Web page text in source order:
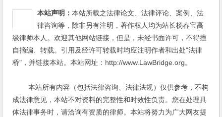
本站声明：本站所载之法律论文、法律评论、案例、法
律咨询等，除非另有注明，著作权人均为站长杨春宝高
级律师本人。欢迎其他网站链接，但是，未经书面许可，不得擅
自摘编、转载。引用及经许可转载时均应注明作者和出处"法律
桥"，并链接本站。本站网址：http://www.LawBridge.org。
本站所有内容（包括法律咨询、法律法规）仅供参考，不构
成法律意见，本站不对资料的完整性和时效性负责。您在处理具
体法律事务时，请洽询有资质的律师。本站将努力为广大网友提